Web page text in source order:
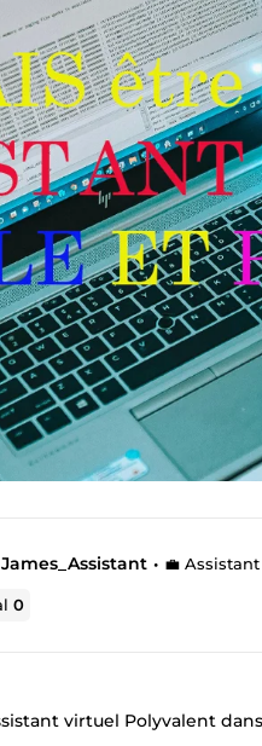
James_Assistant • 💼
0
virtuel Polyvalent